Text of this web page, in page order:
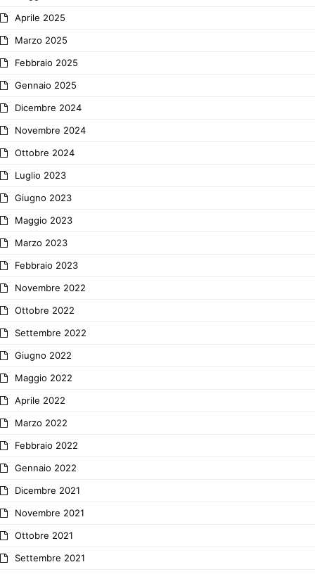
Aprile 2025
Marzo 2025
Febbraio 2025
Gennaio 2025
Dicembre 2024
Novembre 2024
Ottobre 2024
Luglio 2023
Giugno 2023
Maggio 2023
Marzo 2023
Febbraio 2023
Novembre 2022
Ottobre 2022
Settembre 2022
Giugno 2022
Maggio 2022
Aprile 2022
Marzo 2022
Febbraio 2022
Gennaio 2022
Dicembre 2021
Novembre 2021
Ottobre 2021
Settembre 2021